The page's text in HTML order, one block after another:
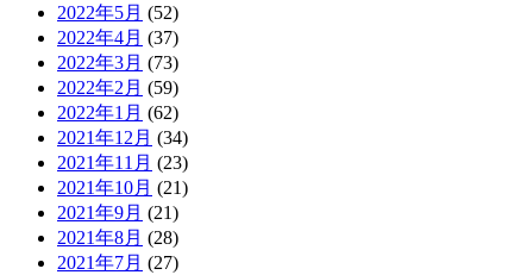
2022年5月 (52)
2022年4月 (37)
2022年3月 (73)
2022年2月 (59)
2022年1月 (62)
2021年12月 (34)
2021年11月 (23)
2021年10月 (21)
2021年9月 (21)
2021年8月 (28)
2021年7月 (27)